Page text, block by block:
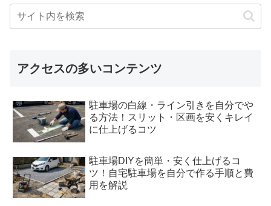
アクセスの多いコンテンツ
駐車場の白線・ライン引きを自分でや
る方法！スリット・区画を安くキレイ
に仕上げるコツ
駐車場DIYを簡単・安く仕上げるコ
ツ！自宅駐車場を自分で作る手順と費
用を解説